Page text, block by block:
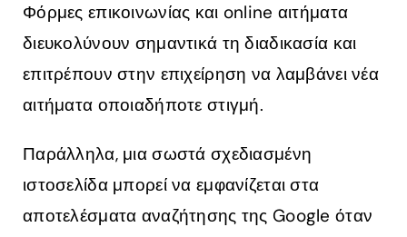
Φόρμες επικοινωνίας και online αιτήματα
διευκολύνουν σημαντικά τη διαδικασία και
επιτρέπουν στην επιχείρηση να λαμβάνει νέα
αιτήματα οποιαδήποτε στιγμή.
Παράλληλα, μια σωστά σχεδιασμένη
ιστοσελίδα μπορεί να εμφανίζεται στα
αποτελέσματα αναζήτησης της Google όταν